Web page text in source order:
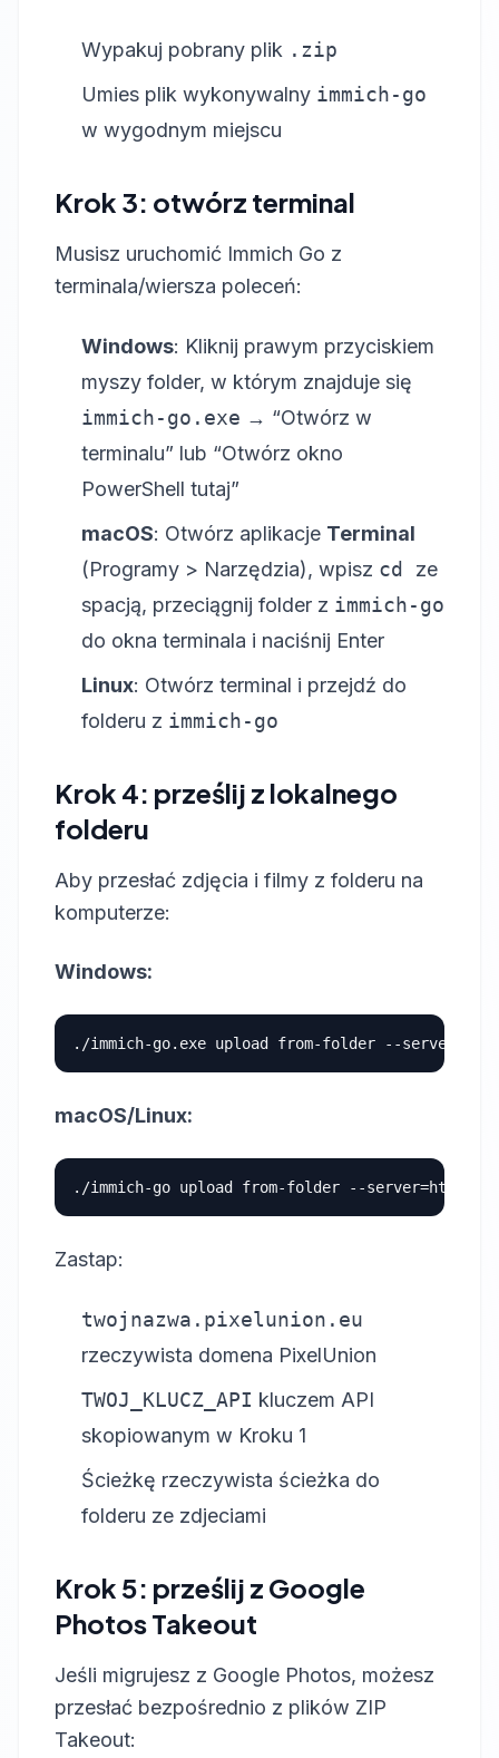
Wypakuj pobrany plik .zip
Umies plik wykonywalny immich-go
w wygodnym miejscu
Krok 3: otwórz terminal
Musisz uruchomić Immich Go z
terminala/wiersza poleceń:
Windows: Kliknij prawym przyciskiem
myszy folder, w którym znajduje się
immich-go.exe → “Otwórz w
terminalu” lub “Otwórz okno
PowerShell tutaj”
macOS: Otwórz aplikacje Terminal
(Programy > Narzędzia), wpisz cd ze
spacją, przeciągnij folder z immich-go
do okna terminala i naciśnij Enter
Linux: Otwórz terminal i przejdź do
folderu z immich-go
Krok 4: prześlij z lokalnego
folderu
Aby przesłać zdjęcia i filmy z folderu na
komputerze:
Windows:
macOS/Linux:
Zastap:
twojnazwa.pixelunion.eu
rzeczywista domena PixelUnion
TWOJ_KLUCZ_API kluczem API
skopiowanym w Kroku 1
Ścieżkę rzeczywista ścieżka do
folderu ze zdjeciami
Krok 5: prześlij z Google
Photos Takeout
Jeśli migrujesz z Google Photos, możesz
przesłać bezpośrednio z plików ZIP
Takeout: